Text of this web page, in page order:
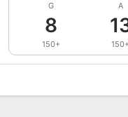
G
8
150+
A
150+